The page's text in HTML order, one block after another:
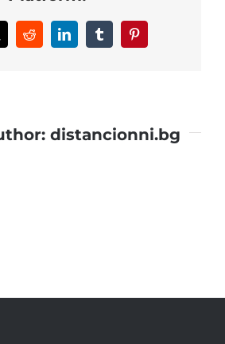
RedditLinkedInTumblrPinterest
distancionni.bg